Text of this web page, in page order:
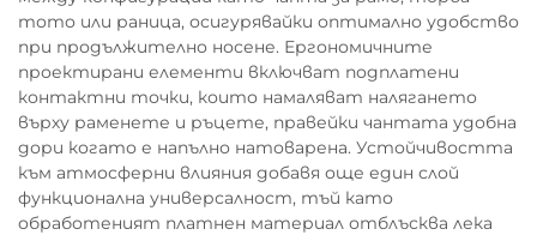
тото или раница, осигурявайки оптимално удобство
при продължително носене. Ергономичните
проектирани елементи включват подплатени
контактни точки, които намаляват налягането
върху раменете и ръцете, правейки чантата удобна
дори когато е напълно натоварена. Устойчивостта
към атмосферни влияния добавя още един слой
функционална универсалност, тъй като
обработеният платнен материал отблъсква лека